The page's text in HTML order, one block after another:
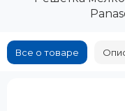
Все о товаре